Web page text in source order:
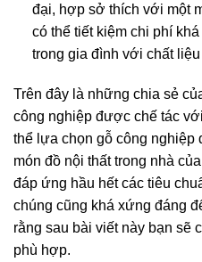
đại, hợp sở thích với một
có thể tiết kiệm chi phí
trong gia đình với chất
Trên đây là những chia sẻ
công nghiệp được chế tác
thể lựa chọn gỗ công nghiệp
món đồ nội thất trong nhà
đáp ứng hầu hết các tiêu
chúng cũng khá xứng đáng
rằng sau bài viết này bạn sẽ
phù hợp.